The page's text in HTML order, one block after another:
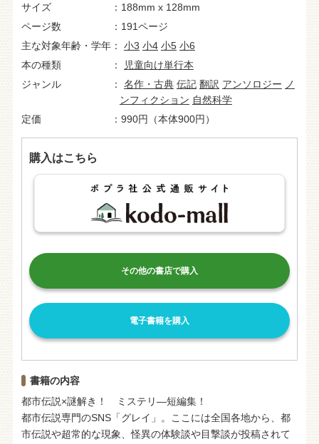
サイズ
188mm x 128mm
ページ数
191ページ
主な対象年齢・学年
小3 小4 小5 小6
本の種類
児童向け単行本
ジャンル
名作・古典 伝記 翻訳 アンソロジー ノ
ンフィクション 自然科学
定価
990円（本体900円）
購入はこちら
その他の書店で購入
電子書籍を購入
書籍の内容
都市伝説×謎解き！ ミステリ―短編集！
都市伝説専門のSNS「グレイ」。ここには全国各地から、都
市伝説や超常的な現象、怪異の体験談や目撃談が投稿されて